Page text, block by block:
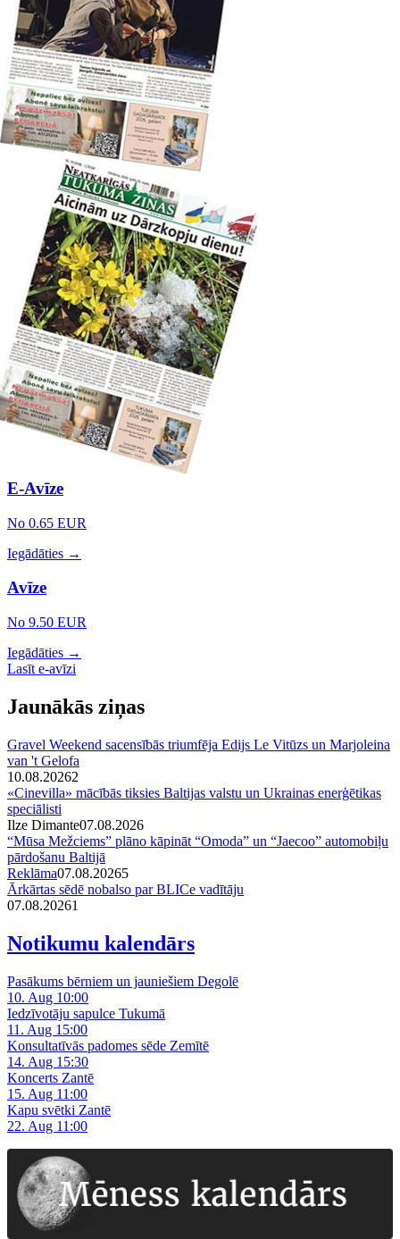
E-Avīze
No 0.65 EUR
Iegādāties →
Avīze
No 9.50 EUR
Iegādāties →
Lasīt e-avīzi
Jaunākās ziņas
Gravel Weekend sacensībās triumfēja Edijs Le Vitūzs un Marjoleina
van 't Gelofa
10.08.20262
«Cinevilla» mācībās tiksies Baltijas valstu un Ukrainas enerģētikas
speciālisti
Ilze Dimante07.08.2026
“Mūsa Mežciems” plāno kāpināt “Omoda” un “Jaecoo” automobiļu
pārdošanu Baltijā
Reklāma07.08.20265
Ārkārtas sēdē nobalso par BLICe vadītāju
07.08.20261
Notikumu kalendārs
Pasākums bērniem un jauniešiem Degolē
10. Aug 10:00
Iedzīvotāju sapulce Tukumā
11. Aug 15:00
Konsultatīvās padomes sēde Zemītē
14. Aug 15:30
Koncerts Zantē
15. Aug 11:00
Kapu svētki Zantē
22. Aug 11:00